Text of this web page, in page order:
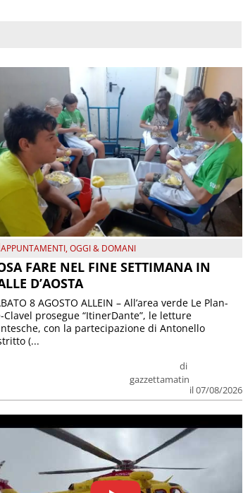
APPUNTAMENTI,OGGI & DOMANI
FARE NEL FINE SETTIMANA IN
D’AOSTA
di
gazzettamatin
il 07/08/2026
8 AGOSTO ALLEIN – All’area verde Le Plan-
Clavel prosegue “ItinerDante”, le letture
con la partecipazione di Antonello
(...